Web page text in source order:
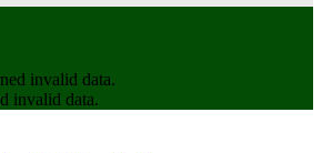
invalid data.
invalid data.